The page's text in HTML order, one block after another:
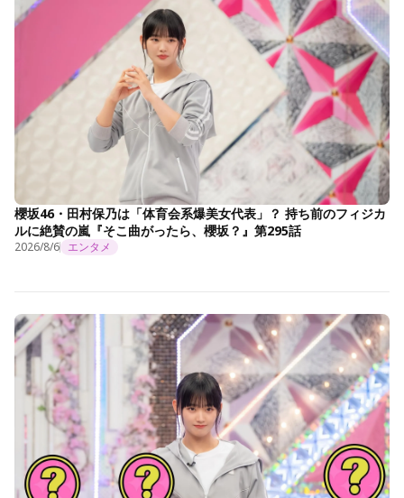
櫻坂46・田村保乃は「体育会系爆美女代表」？ 持ち前のフィジカ
ルに絶賛の嵐『そこ曲がったら、櫻坂？』第295話
2026/8/6 エンタメ